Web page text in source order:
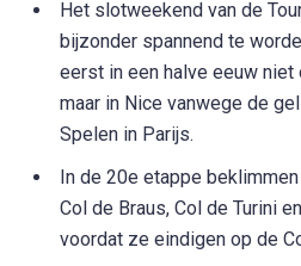
Het slotweekend van de
bijzonder spannend te
eerst in een halve eeuw
maar in Nice vanwege de
Spelen in Parijs.
In de 20e etappe
Col de Braus, Col de Turini
voordat ze eindigen op de